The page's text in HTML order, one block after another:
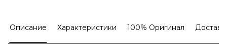
Описание Характеристики 100% Оригинал